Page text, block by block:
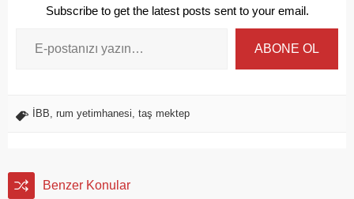
Subscribe to get the latest posts sent to your email.
ABONE OL
İBB, rum yetimhanesi, taş mektep
Benzer Konular